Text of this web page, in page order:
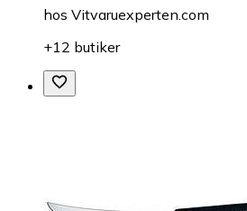
hos Vitvaruexperten.com
+12 butiker